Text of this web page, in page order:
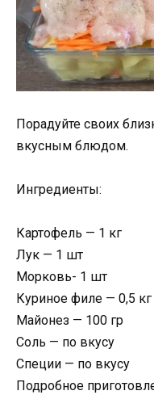
Порадуйте своих
вкусным блюдом.
Ингредиенты:
Картофель — 1 кг
Лук — 1 шт
Морковь- 1 шт
Куриное филе — 0,5 кг
Майонез — 100 гр
Соль — по вкусу
Специи — по вкусу
Подробное